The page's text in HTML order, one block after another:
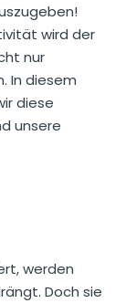
wird der
nur
In diesem
diese
unsere
werden
Doch sie